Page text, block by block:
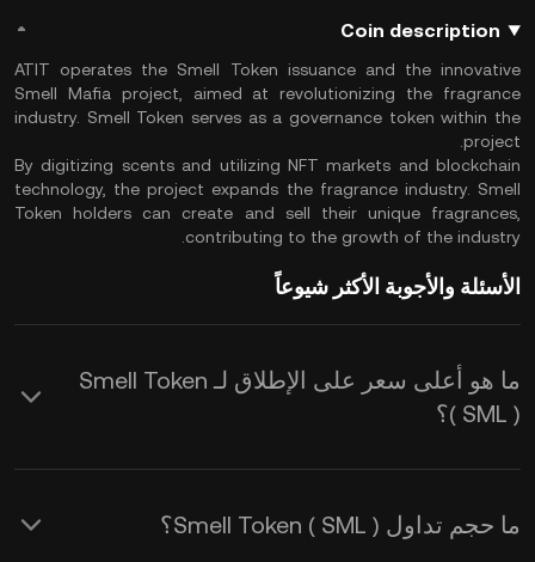
Coin description
ATIT operates the Smell Token issuance and the innovative
Smell Mafia project, aimed at revolutionizing the fragrance
industry. Smell Token serves as a governance token within the
project.
By digitizing scents and utilizing NFT markets and blockchain
technology, the project expands the fragrance industry. Smell
Token holders can create and sell their unique fragrances,
contributing to the growth of the industry.
الأسئلة والأجوبة الأكثر شيوعاً
ما هو أعلى سعر على الإطلاق لـ Smell Token
( SML )؟
ما حجم تداول Smell Token ( SML )؟